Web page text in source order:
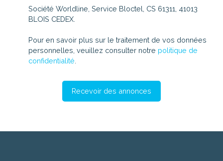
Société Worldline, Service Bloctel, CS 61311, 41013
BLOIS CEDEX.
Pour en savoir plus sur le traitement de vos données
personnelles, veuillez consulter notre politique de
confidentialité
Recevoir des annonces